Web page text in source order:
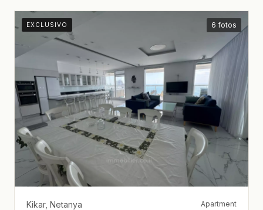
EXCLUSIVO 6 fotos
Kikar, Netanya Apartment